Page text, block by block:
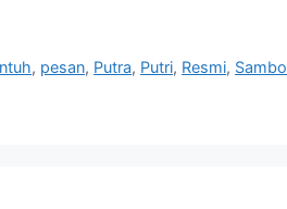
, pesan, Putra, Putri, Resmi, Sambo